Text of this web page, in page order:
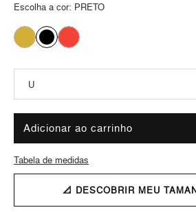
Escolha a cor: PRETO
Adicionar ao carrinho
Tabela de medidas
📐 DESCOBRIR MEU